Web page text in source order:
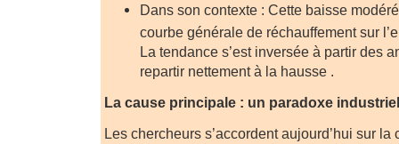
Dans son contexte : Cette baisse
courbe générale de réchauffement sur
La tendance s’est inversée à partir des
repartir nettement à la hausse .
La cause principale : un paradoxe industriel
Les chercheurs s’accordent aujourd’hui sur la